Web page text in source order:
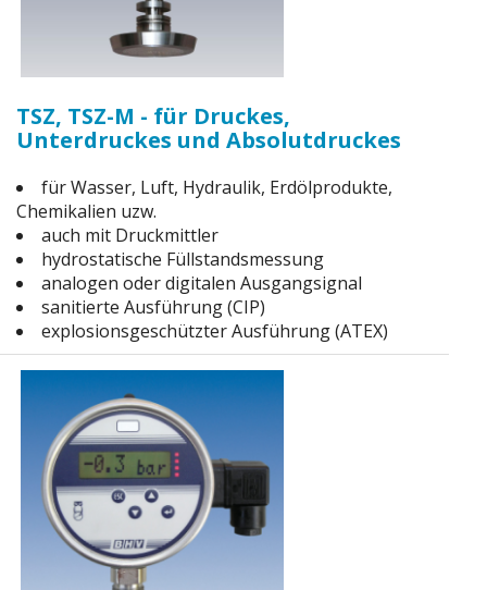
TSZ, TSZ-M - für Druckes,
Unterdruckes und Absolutdruckes
für Wasser, Luft, Hydraulik, Erdölprodukte,
Chemikalien uzw.
auch mit Druckmittler
hydrostatische Füllstandsmessung
analogen oder digitalen Ausgangsignal
sanitierte Ausführung (CIP)
explosionsgeschützter Ausführung (ATEX)